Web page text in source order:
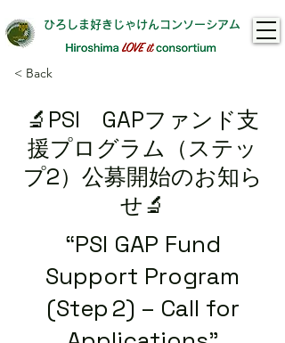
ひろしま好きじゃけんコンソーシアム
< Back
🔬PSI GAPファンド支
援プログラム（ステッ
プ2）公募開始のお知ら
せ🔬
“PSI GAP Fund
Support Program
(Step 2) – Call for